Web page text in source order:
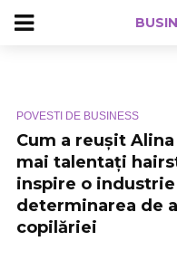
POVESTI DE BUSINESS
Cum a reușit
mai talentați
inspire o
determinarea de
copilăriei